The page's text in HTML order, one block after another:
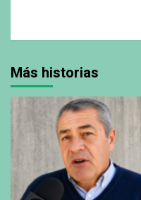
Más historias